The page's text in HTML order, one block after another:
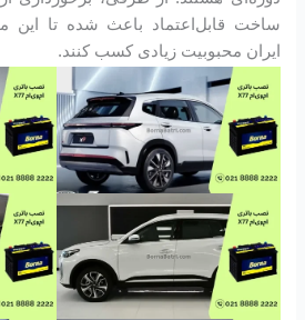
ساخت قابل‌اعتماد باعث شده تا این
ایران محبوبیت زیادی کسب کنند.